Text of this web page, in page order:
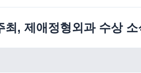
, 제애정형외과 수상 소